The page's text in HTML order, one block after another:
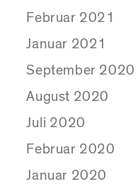
Februar 2021
Januar 2021
September 2020
August 2020
Juli 2020
Februar 2020
Januar 2020